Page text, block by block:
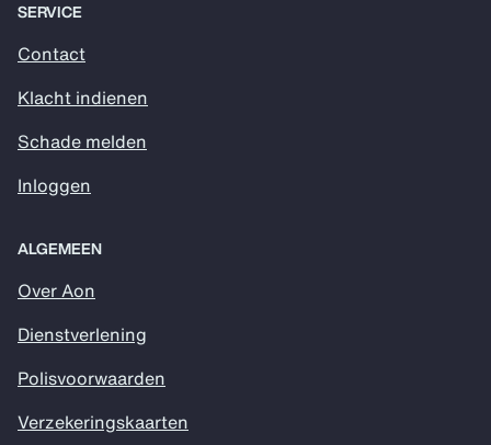
SERVICE
Contact
Klacht indienen
Schade melden
Inloggen
ALGEMEEN
Over Aon
Dienstverlening
Polisvoorwaarden
Verzekeringskaarten